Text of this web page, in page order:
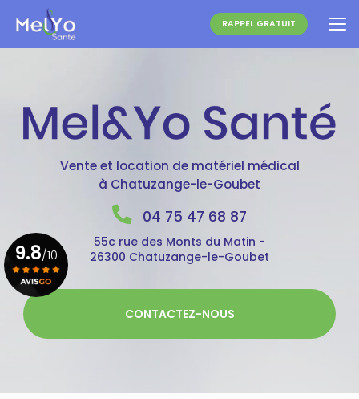
contenu
principal
RAPPEL GRATUIT
Vente et location de matériel médical
à Chatuzange-le-Goubet
04 75 47 68 87
55c rue des Monts du Matin -
26300 Chatuzange-le-Goubet
CONTACTEZ-NOUS
9.8/10
Voir le certificat